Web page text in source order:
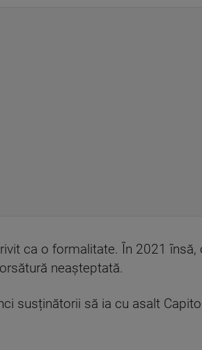
ca o formalitate. În 2021
neașteptată.
susținătorii să ia cu asalt